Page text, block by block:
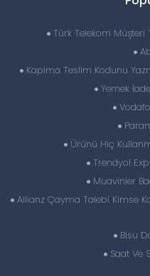
Türk Telekom Müşteri
Kapima Teslim Kodunu
Yemek
Ürünü Hiç
Trendyol
Muavinler
Allianz Çayma Talebi Kimse
Bisu
Saat Ve